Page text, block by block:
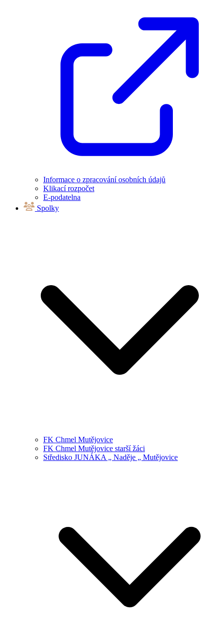
Informace o zpracování osobních údajů
Klikací rozpočet
E-podatelna
Spolky
FK Chmel Mutějovice
FK Chmel Mutějovice starší žáci
Středisko JUNÁKA „ Naděje „ Mutějovice